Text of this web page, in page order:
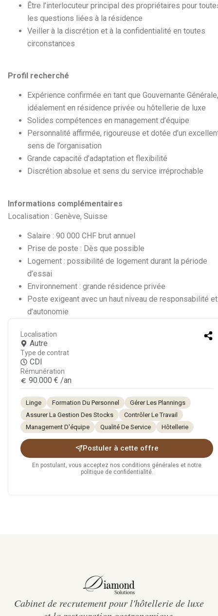
Être l’interlocuteur principal des propriétaires pour
les questions liées à la résidence
Veiller à la discrétion et à la confidentialité en toutes
circonstances
Profil recherché
Expérience confirmée en tant que Gouvernante Générale,
idéalement en résidence privée ou hôtellerie de luxe
Solides compétences en management d’équipe
Personnalité affirmée, rigoureuse et dotée d’un
sens de l’organisation
Grande capacité d’adaptation et flexibilité
Discrétion absolue et sens du service irréprochable
Informations complémentaires
Localisation : Genève, Suisse
Salaire : 90 000 CHF brut annuel
Prise de poste : Dès que possible
Logement : possibilité de logement durant la période
d’essai
Environnement : grande résidence privée
Poste exigeant avec un haut niveau de responsabilité et
d’autonomie
Localisation
Autre
Type de contrat
CDI
Rémunération
90.000 € /an
Linge Formation Du Personnel
Gérer Les Plannings
Assurer La Gestion Des Stocks
Contrôler Le Travail
Management D'équipe
Qualité De Service Hôtellerie
Postuler à cette offre
En postulant, vous acceptez nos conditions générales et notre
politique de confidentialité.
Cabinet de recrutement pour l'hôtellerie de luxe